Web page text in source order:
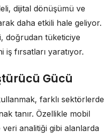
dijital dönüşümü ve
daha etkili hale geliyor.
doğrudan tüketiciye
iş fırsatları yaratıyor.
Gücü
farklı sektörlerde
tanır. Özellikle mobil
analitiği gibi alanlarda